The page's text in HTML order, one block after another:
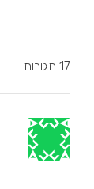
17 תגובות